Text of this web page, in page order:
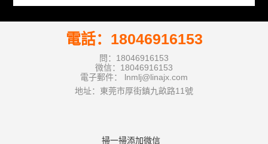
電話：18046916153
問：18046916153
微信：18046916153
電子郵件： lnmlj@linajx.com
地址：東莞市厚街鎮九畝路11號
掃一掃添加微信